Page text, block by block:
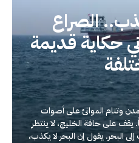
الصراع
حكاية قديمة
وتنام الموانئ على أصوات
يقف على حافة الخليج، لا ينتظر
البحر. يقول إن البحر لا يكذب،